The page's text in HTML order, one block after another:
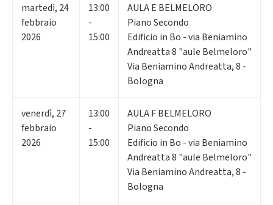
martedì, 24
febbraio
2026
13:00
-
15:00
AULA E BELMELORO
Piano Secondo
Edificio in Bo - via Beniamino
Andreatta 8 "aule Belmeloro"
Via Beniamino Andreatta, 8 -
Bologna
venerdì, 27
febbraio
2026
13:00
-
15:00
AULA F BELMELORO
Piano Secondo
Edificio in Bo - via Beniamino
Andreatta 8 "aule Belmeloro"
Via Beniamino Andreatta, 8 -
Bologna